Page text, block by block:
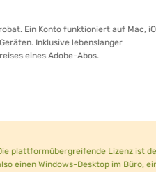
funktioniert auf Mac, iOS,
lebenslanger
Adobe-Abos.
Lizenz ist der Grund,
Desktop im Büro, ein